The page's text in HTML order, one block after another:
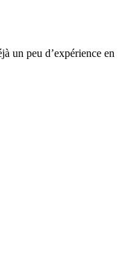
un peu d’expérience en